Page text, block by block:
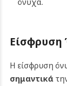
Η είσφρυση
σημαντικά